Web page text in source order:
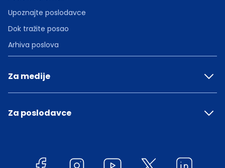
Upoznajte poslodavce
Dok tražite posao
Arhiva poslova
Za medije
Za poslodavce